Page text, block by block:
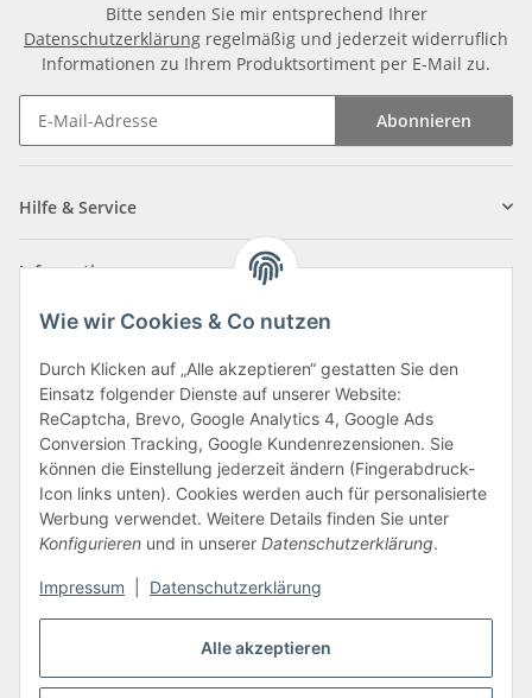
Alle akzeptieren
Wie wir Cookies & Co nutzen
Durch Klicken auf „Alle akzeptieren“ gestatten Sie den
Einsatz folgender Dienste auf unserer Website:
ReCaptcha, Brevo, Google Analytics 4, Google Ads
Conversion Tracking, Google Kundenrezensionen. Sie
können die Einstellung jederzeit ändern (Fingerabdruck-
Icon links unten). Cookies werden auch für personalisierte
Werbung verwendet. Weitere Details finden Sie unter
Konfigurieren und in unserer Datenschutzerklärung.
Impressum Datenschutzerklärung
Bitte senden Sie mir entsprechend Ihrer
Datenschutzerklärung regelmäßig und jederzeit widerruflich
Informationen zu Ihrem Produktsortiment per E-Mail zu.
Abonnieren
Hilfe & Service
Informationen
Zahlungsarten
Vertrag widerrufen